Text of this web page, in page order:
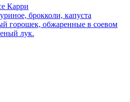
Карри
брокколи, капуста
горошек, обжаренные в соевом
лук.